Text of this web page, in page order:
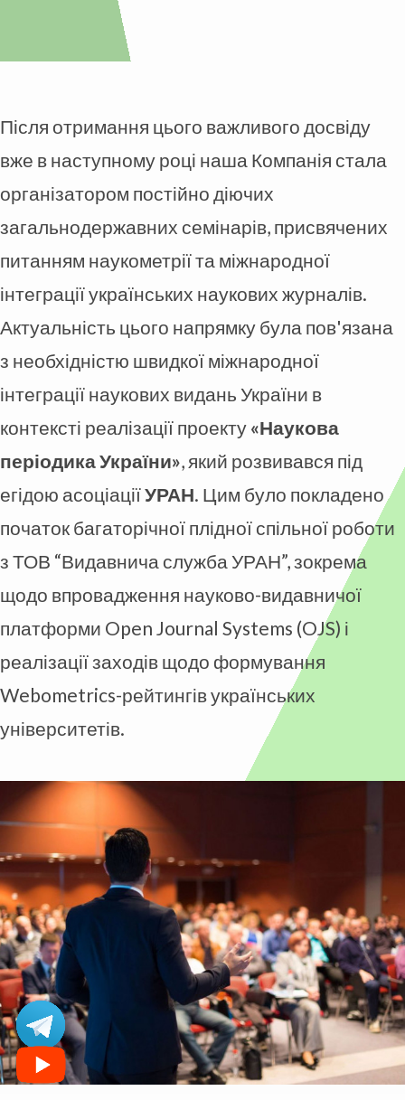
Після отримання цього важливого досвіду
вже в наступному році наша Компанія стала
організатором постійно діючих
загальнодержавних семінарів, присвячених
питанням наукометрії та міжнародної
інтеграції українських наукових журналів.
Актуальність цього напрямку була пов'язана
з необхідністю швидкої міжнародної
інтеграції наукових видань України в
контексті реалізації проекту «Наукова
періодика України», який розвивався під
егідою асоціаціїУРАН. Цим було покладено
початок багаторічної плідної спільної роботи
з ТОВ “Видавнича служба УРАН”, зокрема
щодо впровадження науково-видавничої
платформи Open Journal Systems (OJS) і
реалізації заходів щодо формування
Webometrics-рейтингів українських
університетів.